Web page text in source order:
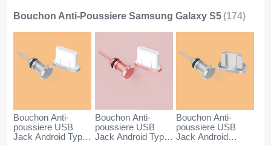
Bouchon Anti-Poussiere Samsung Galaxy S5 (174)
Bouchon Anti-
poussiere USB
Jack Android Type-
Bouchon Anti-
poussiere USB
Jack Android Type-
Bouchon Anti-
poussiere USB
Jack Android